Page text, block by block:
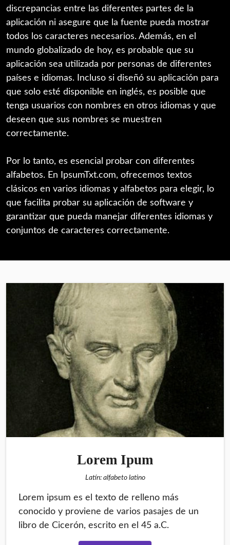
discrepancias entre las diferentes partes de la
aplicación ni asegure que la fuente pueda mostrar
todos los caracteres necesarios. Además, en el
mundo globalizado de hoy, es probable que su
aplicación sea utilizada por personas de diferentes
países e idiomas. Incluso si diseñó su aplicación para
que solo esté disponible en inglés, es posible que
tenga usuarios con nombres en otros idiomas y que
deseen que sus nombres se muestren
correctamente.
Por lo tanto, es esencial probar con diferentes
alfabetos. En IpsumTxt.com, ofrecemos textos
clásicos en varios idiomas y alfabetos para elegir, lo
que facilita probar su aplicación de software y
garantizar que pueda manejar diferentes idiomas y
conjuntos de caracteres correctamente.
Lorem Ipum
Latín: alfabeto latino
Lorem ipsum es el texto de relleno más
conocido y proviene de varios pasajes de un
libro de Cicerón, escrito en el 45 a.C.